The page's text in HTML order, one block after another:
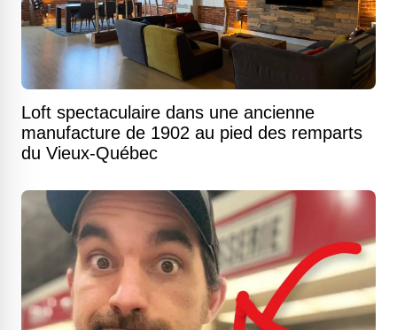
Loft spectaculaire dans une ancienne
manufacture de 1902 au pied des remparts
du Vieux-Québec